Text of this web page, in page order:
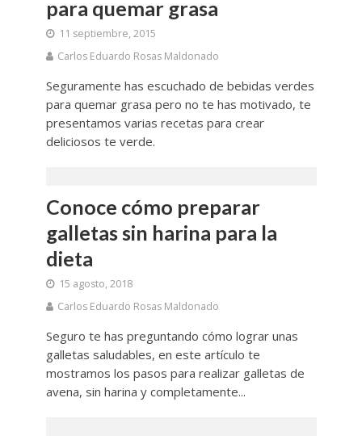
para quemar grasa
11 septiembre, 2015
Carlos Eduardo Rosas Maldonado
Seguramente has escuchado de bebidas verdes
para quemar grasa pero no te has motivado, te
presentamos varias recetas para crear
deliciosos te verde.
Conoce cómo preparar
galletas sin harina para la
dieta
15 agosto, 2018
Carlos Eduardo Rosas Maldonado
Seguro te has preguntando cómo lograr unas
galletas saludables, en este artículo te
mostramos los pasos para realizar galletas de
avena, sin harina y completamente...